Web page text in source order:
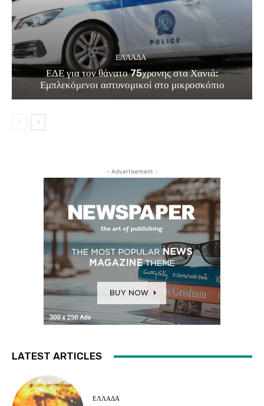
ΕΛΛΑΔΑ
ΕΔΕ για τον θάνατο 75χρονης στα Χανιά:
Εμπλεκόμενοι αστυνομικοί στο μικροσκόπιο
- Advertisement -
LATEST ARTICLES
ΕΛΛΑΔΑ